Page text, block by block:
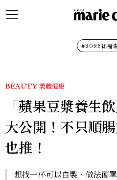
#2026裙襬
BEAUTY 美體健康
「蘋果豆漿養生
大公開！不只順
也推！
想找一杯可以自製、做法簡